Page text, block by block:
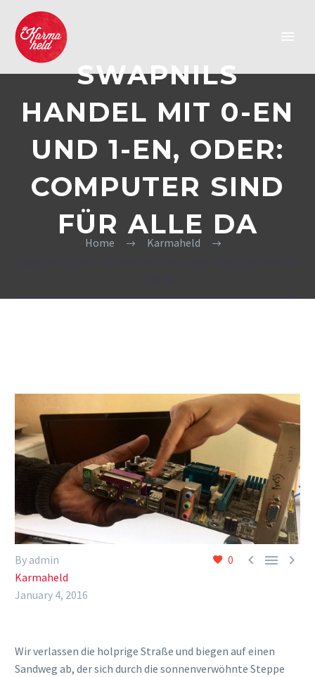
SWAPNILS
HANDEL MIT 0-EN
UND 1-EN, ODER:
COMPUTER SIND
FÜR ALLE DA
Home
Karmaheld
0   
By admin
Karmaheld
January 4, 2016
Wir verlassen die holprige Straße und biegen auf einen
Sandweg ab, der sich durch die sonnenverwöhnte Steppe